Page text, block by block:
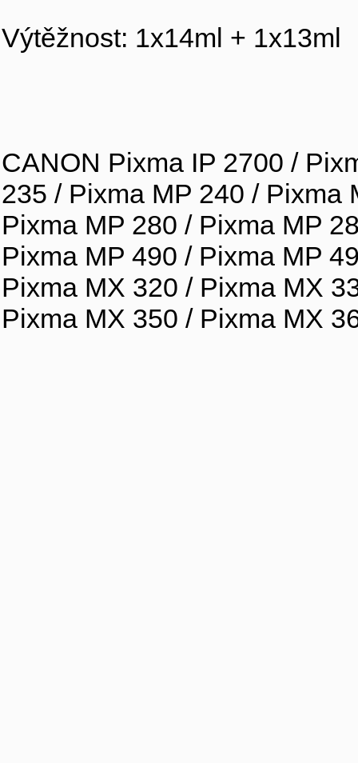
Výtěžnost: 1x14ml + 1x13ml
CANON Pixma IP 2700 /
235 / Pixma MP 240 / Pixma
Pixma MP 280 / Pixma MP
Pixma MP 490 / Pixma MP
Pixma MX 320 / Pixma MX
Pixma MX 350 / Pixma MX